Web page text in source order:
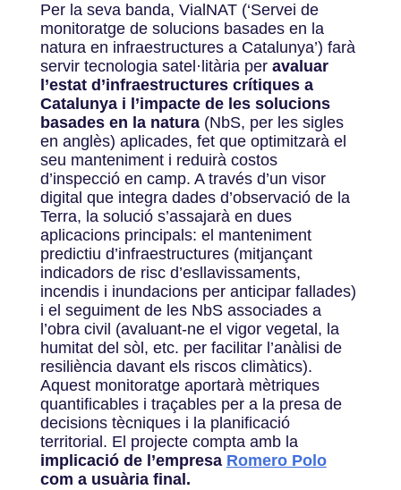
Per la seva banda, VialNAT (‘Servei de
monitoratge de solucions basades en la
natura en infraestructures a Catalunya’) farà
servir tecnologia satel·litària per avaluar
l’estat d’infraestructures crítiques a
Catalunya i l’impacte de les solucions
basades en la natura(NbS, per les sigles
en anglès) aplicades, fet que optimitzarà el
seu manteniment i reduirà costos
d’inspecció en camp. A través d’un visor
digital que integra dades d’observació de la
Terra, la solució s’assajarà en dues
aplicacions principals: el manteniment
predictiu d’infraestructures (mitjançant
indicadors de risc d’esllavissaments,
incendis i inundacions per anticipar fallades)
i el seguiment de les NbS associades a
l’obra civil (avaluant-ne el vigor vegetal, la
humitat del sòl, etc. per facilitar l’anàlisi de
resiliència davant els riscos climàtics).
Aquest monitoratge aportarà mètriques
quantificables i traçables per a la presa de
decisions tècniques i la planificació
territorial. El projecte compta amb la
implicació de l’empresa Romero Polo
com a usuària final.